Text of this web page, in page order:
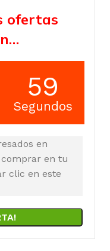
ofertas
58
Segundos
en
en tu
clic en este